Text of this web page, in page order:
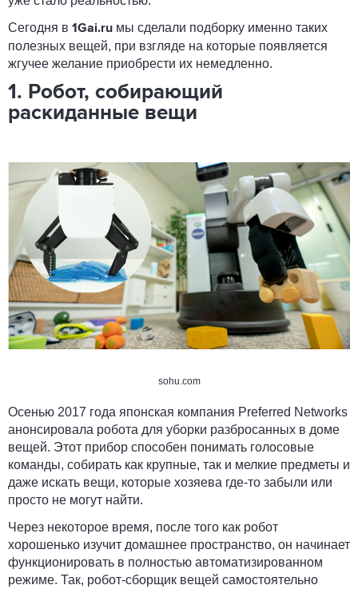
Сегодня в 1Gai.ru мы сделали подборку именно таких
полезных вещей, при взгляде на которые появляется
жгучее желание приобрести их немедленно.
1. Робот, собирающий
раскиданные вещи
sohu.com
Осенью 2017 года японская компания Preferred Networks
анонсировала робота для уборки разбросанных в доме
вещей. Этот прибор способен понимать голосовые
команды, собирать как крупные, так и мелкие предметы и
даже искать вещи, которые хозяева где-то забыли или
просто не могут найти.
Через некоторое время, после того как робот
хорошенько изучит домашнее пространство, он начинает
функционировать в полностью автоматизированном
режиме. Так, робот-сборщик вещей самостоятельно